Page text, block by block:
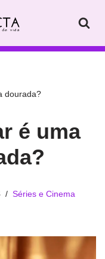
dourada?
é uma
Séries e Cinema